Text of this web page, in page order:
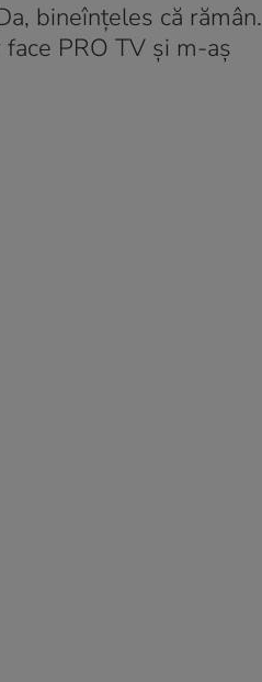
bineînțeles că rămân.
PRO TV și m-aș